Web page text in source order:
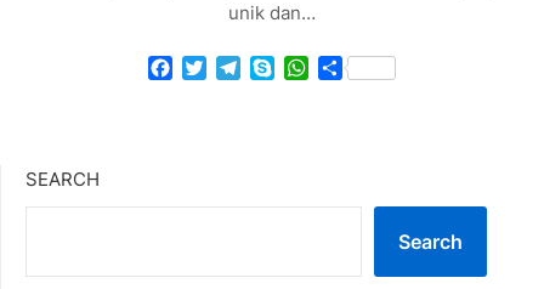
unik dan…
Facebook
TwitterTelegram
SkypeWhatsApp
Share
SEARCH
Search